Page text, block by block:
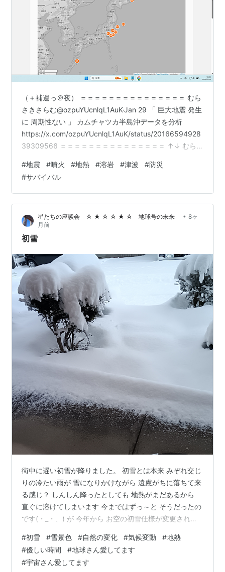
（＋補遺っ＠夜） ＝＝＝＝＝＝＝＝＝＝＝＝＝＝＝ むら
さきさらむ@ozpuYUcnlqL1AuK·Jan 29 「 巨大地震 発生
に 周期性ない 」 カムチャツカ半島沖データを分析
https://x.com/ozpuYUcnlqL1AuK/status/20166594928
39309566 ＝＝＝＝＝＝＝＝＝＝＝＝＝＝＝ ↑↓ むら
ルチ山が噴火 噴煙9000メートル
https://x.com/ozpuYUcnlqL1AuK/status/20164450128
72233092 ＝＝＝＝＝＝＝＝＝＝＝＝＝＝＝ ↑↓ （…
#地震 #噴火 #地熱 #溶岩 #津波 #防災
#サバイバル
星たちの座談会 ☆ ★ ☆ ☆ ★ ☆ 地球号の未来 • 8ヶ
月前
初雪
街中に遅い初雪が降りました。 初雪とは本来 みぞれ交じ
りの冷たい雨が 雪になりかけながら 遠慮がちに落ちて来
る感じ？ しんしん降ったとしても 地熱がまだあるから
直ぐに溶けてしまいます 今まではずっ～と そうだったの
です(・_・、) が 今年から お空の初雪仕様が変更された
関前には10センチもの積雪が 幸いにもまだ地熱が勝り 二
三日で溶けしまいそう 梅雨時のしとしと雨が豪雨に変わ
ったように 初雪もドカッ に変わっていくのかな 地球さ
#初雪 #雪景色 #自然の変化 #気候変動 #地熱
#優しい時間 #地球さん愛してます
#宇宙さん愛してます